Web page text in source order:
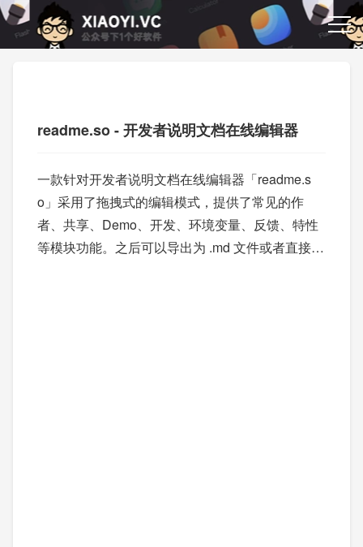
readme.so - 开发者说明文档在线编辑器
一款针对开发者说明文档在线编辑器「readme.s
o」采用了拖拽式的编辑模式，提供了常见的作
者、共享、Demo、开发、环境变量、反馈、特性
等模块功能。之后可以导出为 .md 文件或者直接复